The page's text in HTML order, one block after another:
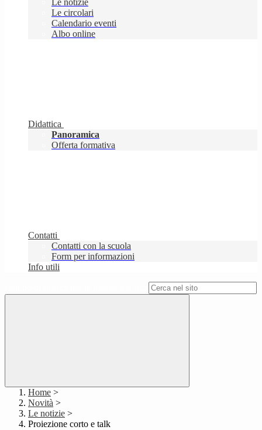
Le notizie
Le circolari
Calendario eventi
Albo online
Didattica
Panoramica
Offerta formativa
Contatti
Contatti con la scuola
Form per informazioni
Info utili
Home >
Novità >
Le notizie >
Proiezione corto e talk